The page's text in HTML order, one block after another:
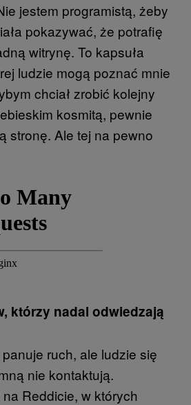
jestem programistą, żeby
pokazywać, że potrafię
witrynę. To kapsuła
ludzie mogą poznać mnie
chciał zrobić kolejny
kosmitą, pewnie
stronę. Ale tej na pewno
którzy nadal odwiedzają
ruch, ale ludzie się
nie kontaktują.
Reddicie, w których